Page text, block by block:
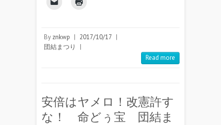
By znkwp | 2017/10/17 |
団結まつり
|
Read more
安倍はヤメロ！改憲許す
な！ 命どぅ宝 団結ま